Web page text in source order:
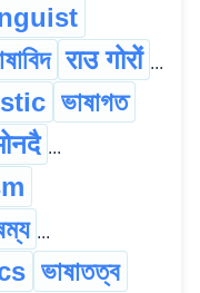
राउ गोरों ...
ভাষাগত
...
...
ভাষাতত্ব